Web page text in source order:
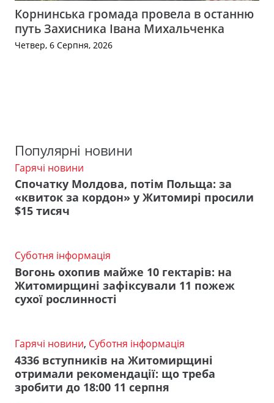
Корнинська громада провела в останню
путь Захисника Івана Михальченка
Четвер, 6 Серпня, 2026
Популярні новини
Гарячі новини
Спочатку Молдова, потім Польща: за
«квиток за кордон» у Житомирі просили
$15 тисяч
Суботня інформація
Вогонь охопив майже 10 гектарів: на
Житомирщині зафіксували 11 пожеж
сухої рослинності
Гарячі новини, Суботня інформація
4336 вступників на Житомирщині
отримали рекомендації: що треба
зробити до 18:00 11 серпня